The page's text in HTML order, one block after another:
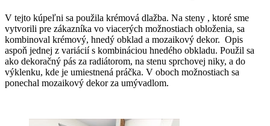
V tejto kúpeľni sa použila krémová dlažba. Na steny , ktoré sme
vytvorili pre zákazníka vo viacerých možnostiach obloženia, sa
kombinoval krémový, hnedý obklad a mozaikový dekor. Opis
aspoň jednej z variácií s kombináciou hnedého obkladu. Použil sa
ako dekoračný pás za radiátorom, na stenu sprchovej niky, a do
výklenku, kde je umiestnená práčka. V oboch možnostiach sa
ponechal mozaikový dekor za umývadlom.